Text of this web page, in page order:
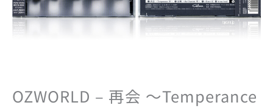
OZWORLD – 再会 〜Temperance